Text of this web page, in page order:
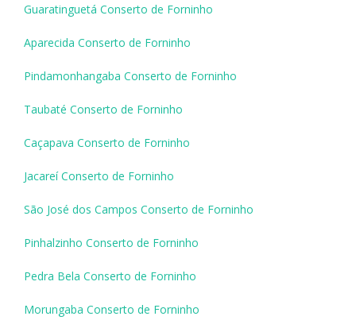
Guaratinguetá Conserto de Forninho
Aparecida Conserto de Forninho
Pindamonhangaba Conserto de Forninho
Taubaté Conserto de Forninho
Caçapava Conserto de Forninho
Jacareí Conserto de Forninho
São José dos Campos Conserto de Forninho
Pinhalzinho Conserto de Forninho
Pedra Bela Conserto de Forninho
Morungaba Conserto de Forninho